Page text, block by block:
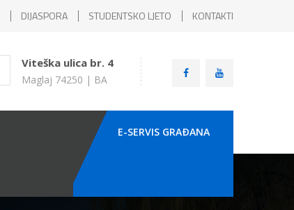
DIJASPORA STUDENTSKO LJETO KONTAKTI
Viteška ulica br. 4
Maglaj 74250 | BA
E-SERVIS GRAÐANA